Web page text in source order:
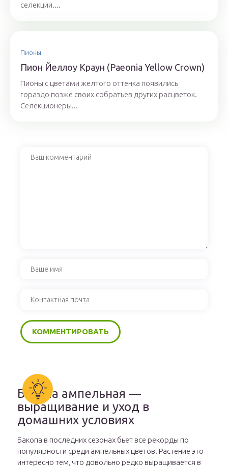
селекции....
Пионы
Пион Йеллоу Краун (Paeonia Yellow Crown)
Пионы с цветами желтого оттенка появились
гораздо позже своих собратьев других расцветок.
Селекционеры...
Бакопа ампельная —
выращивание и уход в
домашних условиях
Бакопа в последних сезонах бьет все рекорды по
популярности среди ампельных цветов. Растение это
интересно тем, что довольно редко выращивается в